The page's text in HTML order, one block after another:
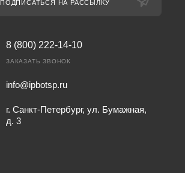
ПОДПИСАТЬСЯ НА РАССЫЛКУ
8 (800) 222-14-10
ЗАКАЗАТЬ ЗВОНОК
info@ipbotsp.ru
г. Санкт-Петербург, ул. Бумажная,
д. 3